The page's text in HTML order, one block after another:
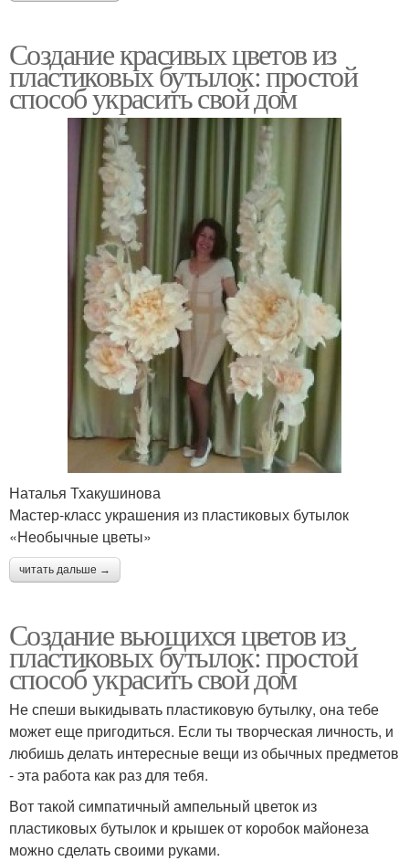
Создание красивых цветов из
пластиковых бутылок: простой
способ украсить свой дом
Наталья Тхакушинова
Мастер-класс украшения из пластиковых бутылок
«Необычные цветы»
читать дальше →
Создание вьющихся цветов из
пластиковых бутылок: простой
способ украсить свой дом
Не спеши выкидывать пластиковую бутылку, она тебе
может еще пригодиться. Если ты творческая личность, и
любишь делать интересные вещи из обычных предметов
- эта работа как раз для тебя.
Вот такой симпатичный ампельный цветок из
пластиковых бутылок и крышек от коробок майонеза
можно сделать своими руками.